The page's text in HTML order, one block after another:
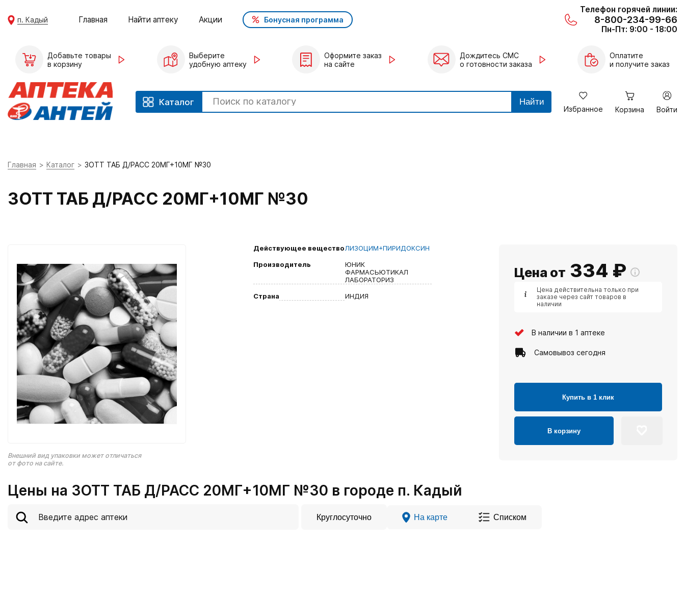
п. Кадый Главная Найти аптеку Акции Бонусная программа
Телефон горячей линии:
8-800-234-99-66
Пн-Пт: 9:00 - 18:00
Добавьте товары
в корзину
Выберите
удобную аптеку
Оформите заказ
на сайте
Дождитесь СМС
о готовности заказа
Оплатите
и получите заказ
Каталог Найти
Избранное Корзина Войти
Главная Каталог ЗОТТ ТАБ Д/РАСС 20МГ+10МГ №30
ЗОТТ ТАБ Д/РАСС 20МГ+10МГ №30
Внешний вид упаковки может отличаться
от фото на сайте.
Действующее веществоЛИЗОЦИМ+ПИРИДОКСИН
Производитель
ЮНИК
ФАРМАСЬЮТИКАЛ
ЛАБОРАТОРИЗ
Страна
ИНДИЯ
Цена от 334 ₽
Цена действительна только при
заказе через сайт товаров в
наличии
В наличии в 1 аптеке
Самовывоз сегодня
Купить в 1 клик
В корзину
Цены на ЗОТТ ТАБ Д/РАСС 20МГ+10МГ №30 в городе п. Кадый
Круглосуточно На карте Списком